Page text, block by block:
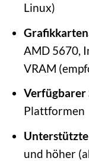
Linux)
AMD 5670,
VRAM
Verfügbarer
Plattformen
und höher